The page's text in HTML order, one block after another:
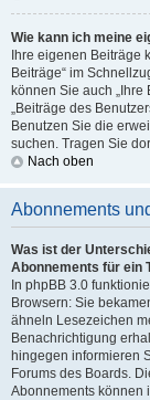
Wie kann ich meine
Ihre eigenen Beiträge
Beiträge“ im
können Sie auch
„Beiträge des
Benutzen Sie die
suchen. Tragen Sie
Nach oben
Abonnements
Was ist der
Abonnements für ein
In phpBB 3.0
Browsern: Sie
ähneln Lesezeichen
Benachrichtigung
hingegen informieren
Forums des Boards.
Abonnements können